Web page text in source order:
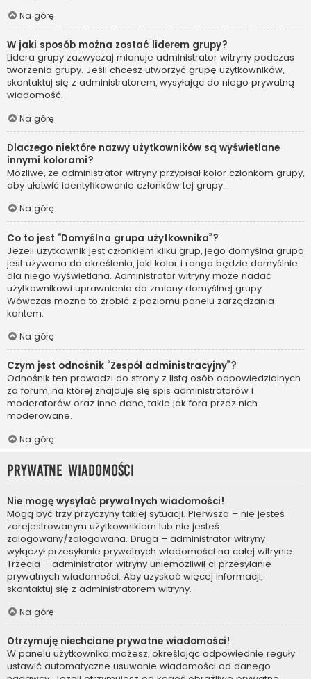
Na górę
W jaki sposób można zostać liderem grupy?
Lidera grupy zazwyczaj mianuje administrator witryny podczas
tworzenia grupy. Jeśli chcesz utworzyć grupę użytkowników,
skontaktuj się z administratorem, wysyłając do niego prywatną
wiadomość.
Na górę
Dlaczego niektóre nazwy użytkowników są wyświetlane
innymi kolorami?
Możliwe, że administrator witryny przypisał kolor członkom grupy,
aby ułatwić identyfikowanie członków tej grupy.
Na górę
Co to jest “Domyślna grupa użytkownika”?
Jeżeli użytkownik jest członkiem kilku grup, jego domyślna grupa
jest używana do określenia, jaki kolor i ranga będzie domyślnie
dla niego wyświetlana. Administrator witryny może nadać
użytkownikowi uprawnienia do zmiany domyślnej grupy.
Wówczas można to zrobić z poziomu panelu zarządzania
kontem.
Na górę
Czym jest odnośnik “Zespół administracyjny”?
Odnośnik ten prowadzi do strony z listą osób odpowiedzialnych
za forum, na której znajduje się spis administratorów i
moderatorów oraz inne dane, takie jak fora przez nich
moderowane.
Na górę
Prywatne wiadomości
Nie mogę wysyłać prywatnych wiadomości!
Mogą być trzy przyczyny takiej sytuacji. Pierwsza – nie jesteś
zarejestrowanym użytkownikiem lub nie jesteś
zalogowany/zalogowana. Druga – administrator witryny
wyłączył przesyłanie prywatnych wiadomości na całej witrynie.
Trzecia – administrator witryny uniemożliwił ci przesyłanie
prywatnych wiadomości. Aby uzyskać więcej informacji,
skontaktuj się z administratorem witryny.
Na górę
Otrzymuję niechciane prywatne wiadomości!
W panelu użytkownika możesz, określając odpowiednie reguły
ustawić automatyczne usuwanie wiadomości od danego